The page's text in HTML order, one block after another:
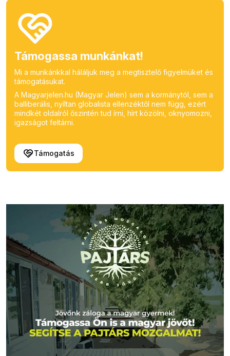
Támogassa munkánkat!
Mi a munkánkkal háláljuk meg a megtisztelő figyelmüket és
támogatásukat.
A Magyarjelen.hu (Magyar Jelen) sem a kormánytól, sem a
balliberális, nyíltan globalista ellenzéktől nem függ, ezért
mindkét oldalról őszintén tud írni, hírt közölni, oknyomozni,
igazságot feltárni.
Támogatás